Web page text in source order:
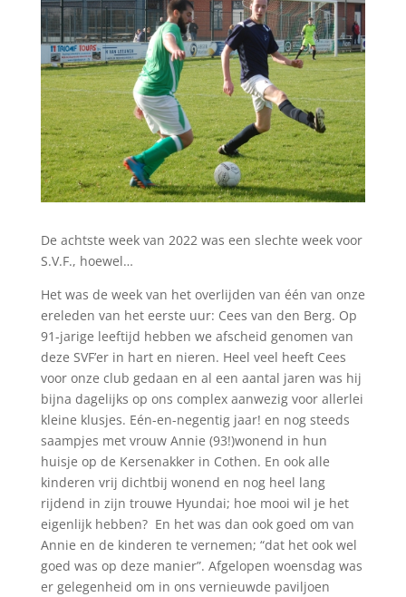
De achtste week van 2022 was een slechte week voor
S.V.F., hoewel…
Het was de week van het overlijden van één van onze
ereleden van het eerste uur: Cees van den Berg. Op
91-jarige leeftijd hebben we afscheid genomen van
deze SVF’er in hart en nieren. Heel veel heeft Cees
voor onze club gedaan en al een aantal jaren was hij
bijna dagelijks op ons complex aanwezig voor allerlei
kleine klusjes. Eén-en-negentig jaar! en nog steeds
saampjes met vrouw Annie (93!)wonend in hun
huisje op de Kersenakker in Cothen. En ook alle
kinderen vrij dichtbij wonend en nog heel lang
rijdend in zijn trouwe Hyundai; hoe mooi wil je het
eigenlijk hebben? En het was dan ook goed om van
Annie en de kinderen te vernemen; “dat het ook wel
goed was op deze manier”. Afgelopen woensdag was
er gelegenheid om in ons vernieuwde paviljoen